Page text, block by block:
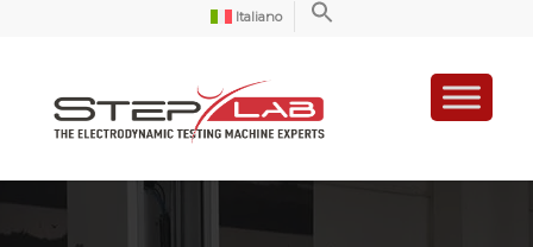
Italiano